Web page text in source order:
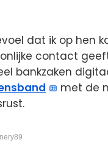
dat ik op hen
contact
bankzaken
met de